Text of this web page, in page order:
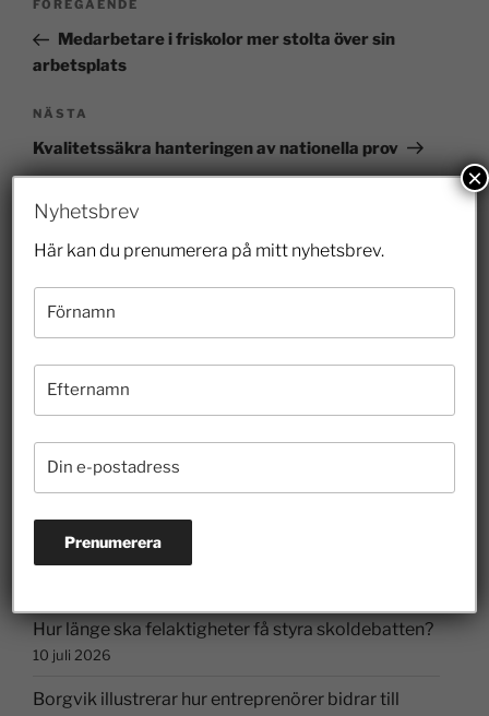
FÖREGÅENDE
Medarbetare i friskolor mer stolta över sin
arbetsplats
NÄSTA
Kvalitetssäkra hanteringen av nationella prov
Senaste inläggen
Veterinärbrist löses inte av prisregleringar
28 juli 2026
Riskkapitalister och finansmarknaden har lyft
Sverige
Hur länge ska felaktigheter få styra skoldebatten?
10 juli 2026
Borgvik illustrerar hur entreprenörer bidrar till
Nyhetsbrev
Här kan du prenumerera på mitt nyhetsbrev.
×